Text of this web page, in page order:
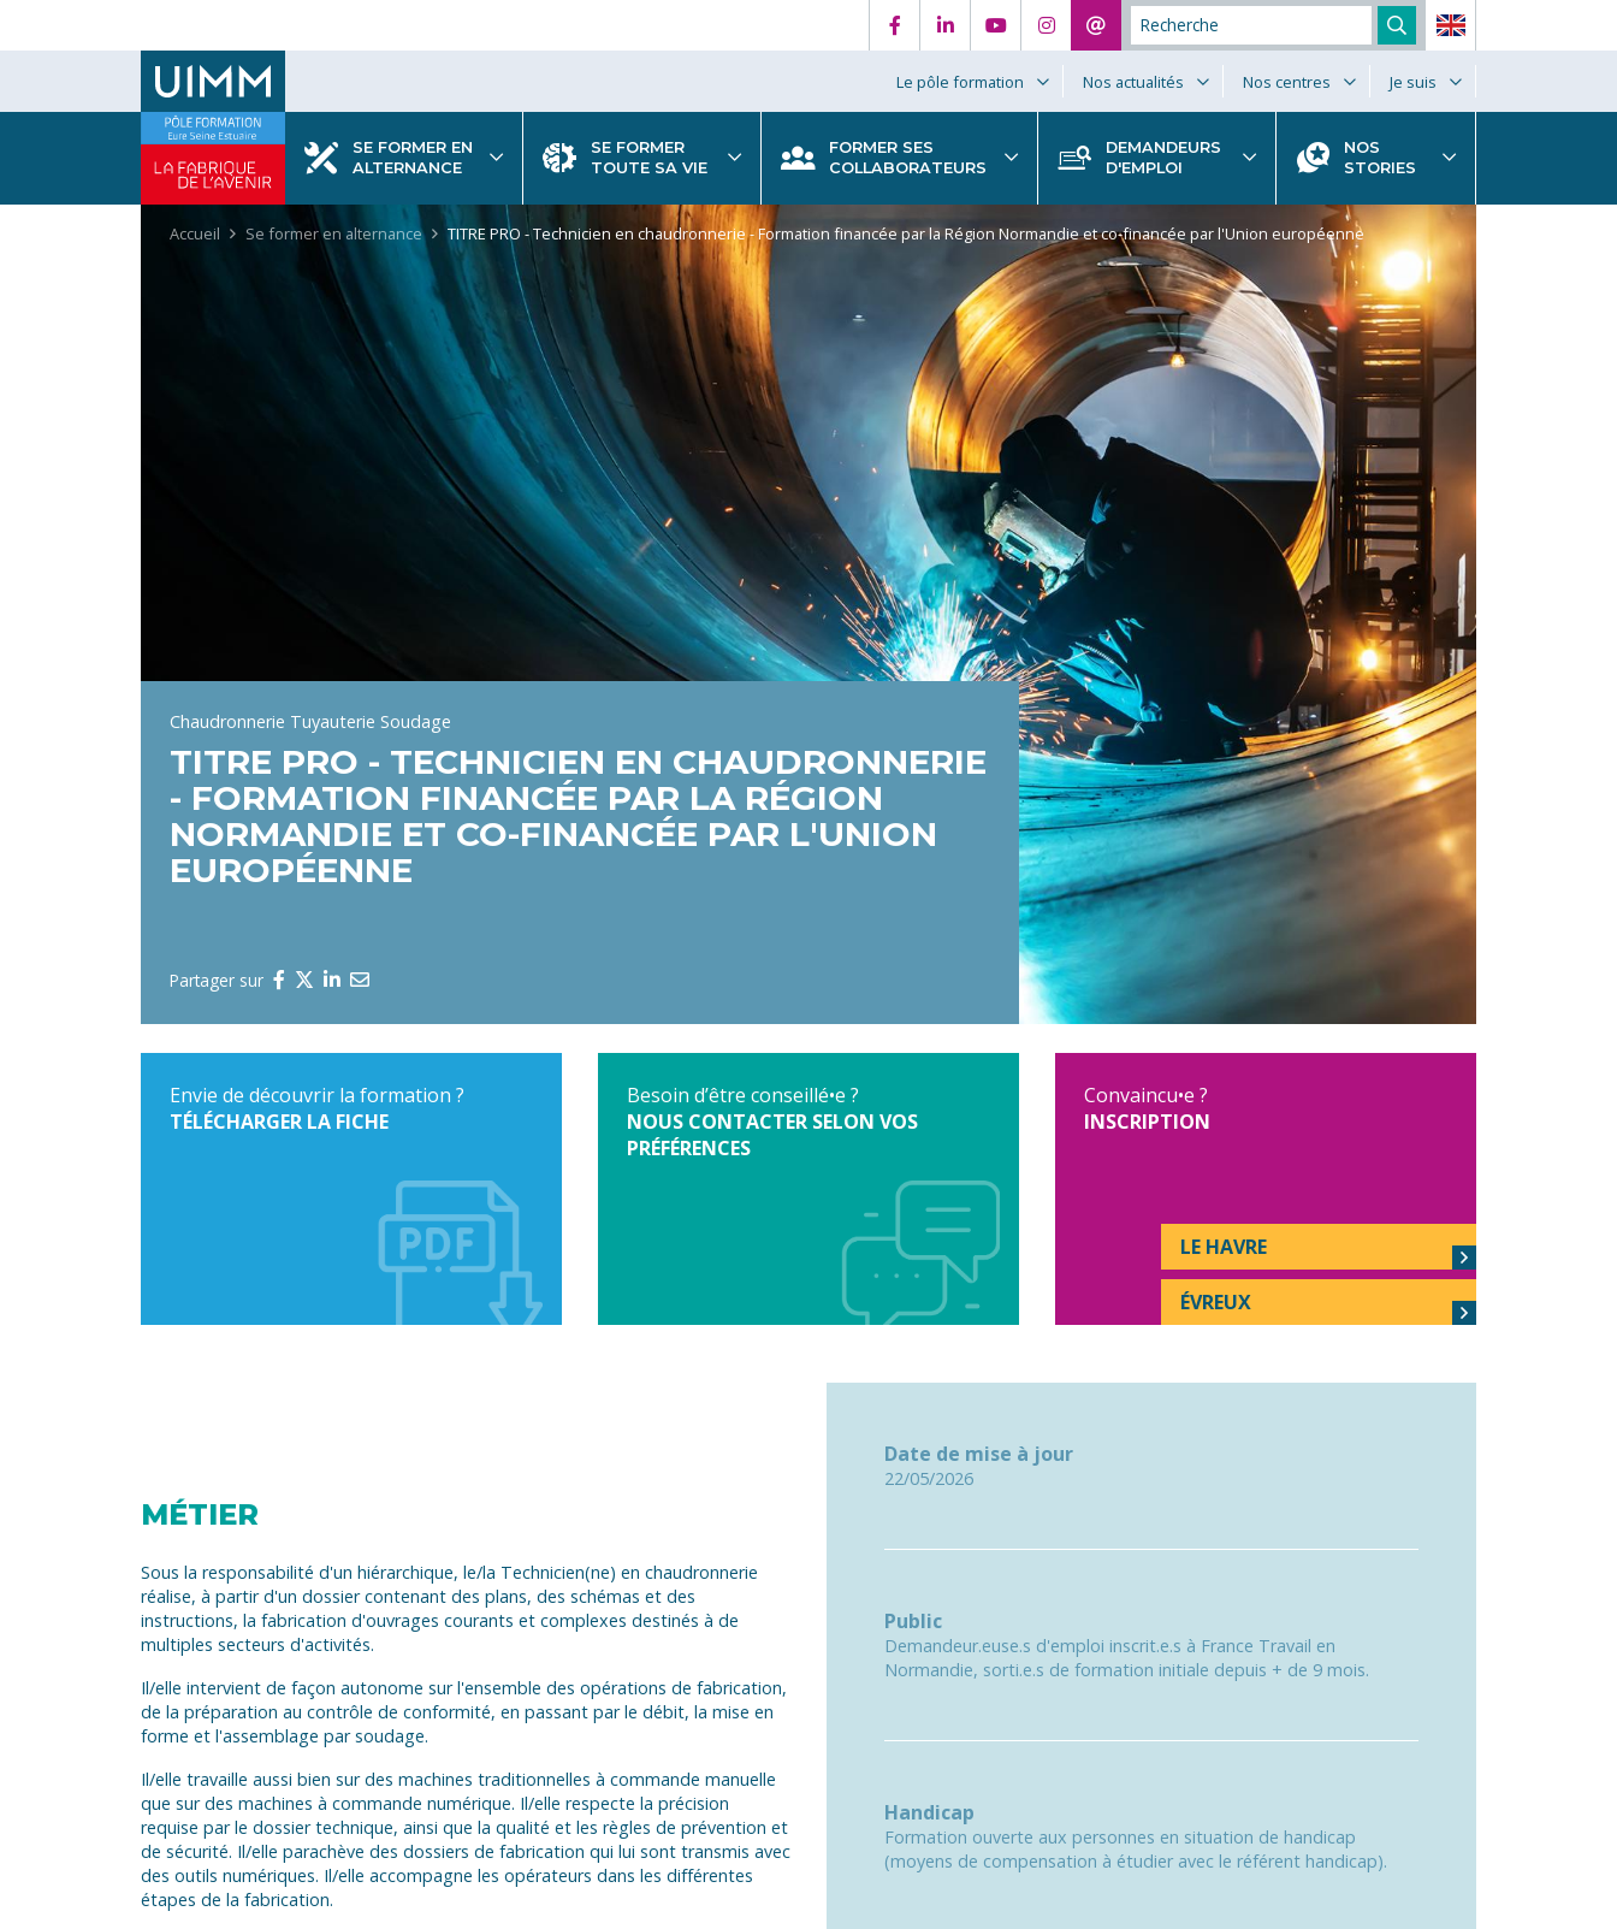
Le pôle formation Nos actualités Nos centres Je suis
SE FORMER EN
ALTERNANCE
SE FORMER
TOUTE SA VIE
FORMER SES
COLLABORATEURS
DEMANDEURS
D'EMPLOI
NOS
STORIES
Fil
Accueil Se former en alternance TITRE PRO - Technicien en chaudronnerie - Formation financée par la Région Normandie et co-financée par l'Union européenne
Chaudronnerie Tuyauterie Soudage
TITRE PRO - TECHNICIEN EN CHAUDRONNERIE
- FORMATION FINANCÉE PAR LA RÉGION
NORMANDIE ET CO-FINANCÉE PAR L'UNION
EUROPÉENNE
Partager sur
Envie de découvrir la formation ?
TÉLÉCHARGER LA FICHE
Besoin d’être conseillé•e ?
NOUS CONTACTER SELON VOS
PRÉFÉRENCES
Convaincu•e ?
INSCRIPTION
LE HAVRE
ÉVREUX
MÉTIER
Sous la responsabilité d'un hiérarchique, le/la Technicien(ne) en chaudronnerie
réalise, à partir d'un dossier contenant des plans, des schémas et des
instructions, la fabrication d'ouvrages courants et complexes destinés à de
multiples secteurs d'activités.
Il/elle intervient de façon autonome sur l'ensemble des opérations de fabrication,
de la préparation au contrôle de conformité, en passant par le débit, la mise en
forme et l'assemblage par soudage.
Il/elle travaille aussi bien sur des machines traditionnelles à commande manuelle
que sur des machines à commande numérique. Il/elle respecte la précision
requise par le dossier technique, ainsi que la qualité et les règles de prévention et
de sécurité. Il/elle parachève des dossiers de fabrication qui lui sont transmis avec
des outils numériques. Il/elle accompagne les opérateurs dans les différentes
étapes de la fabrication.
Date de mise à jour
22/05/2026
Public
Demandeur.euse.s d'emploi inscrit.e.s à France Travail en
Normandie, sorti.e.s de formation initiale depuis + de 9 mois.
Handicap
Formation ouverte aux personnes en situation de handicap
(moyens de compensation à étudier avec le référent handicap).